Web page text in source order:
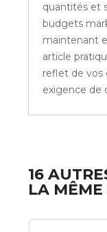
quantités et
budgets
maintenant
article
reflet de
exigence de
16
LA MÊME